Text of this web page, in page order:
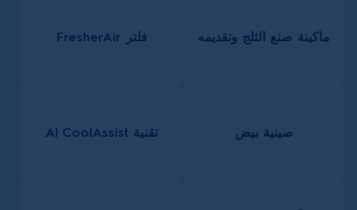
ماكينة صنع الثلج وتقديمه فلتر FresherAir
صينية بيض تقنية AI CoolAssist